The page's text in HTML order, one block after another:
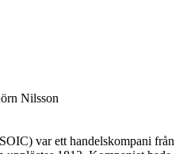
Nilsson
var ett handelskompani från